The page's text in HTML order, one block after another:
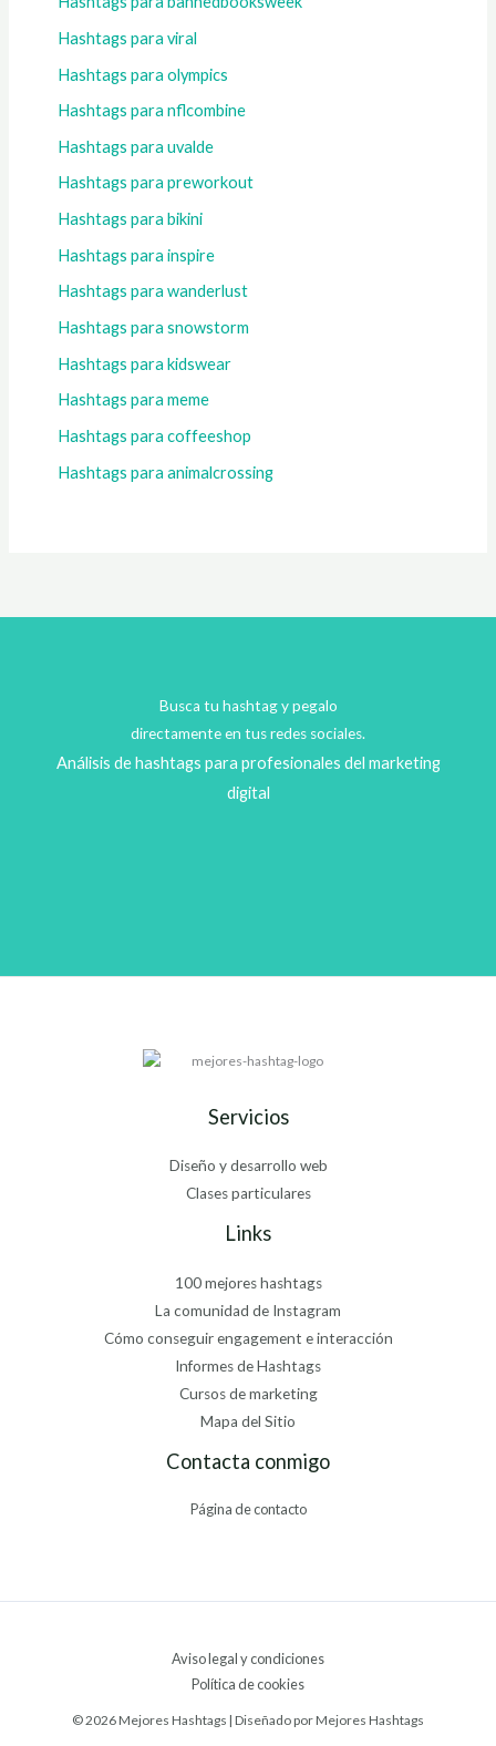
Hashtags para viral
Hashtags para olympics
Hashtags para nflcombine
Hashtags para uvalde
Hashtags para preworkout
Hashtags para bikini
Hashtags para inspire
Hashtags para wanderlust
Hashtags para snowstorm
Hashtags para kidswear
Hashtags para meme
Hashtags para coffeeshop
Hashtags para animalcrossing
Busca tu hashtag y pegalo
directamente en tus redes sociales.
Análisis de hashtags para profesionales del marketing
digital
Servicios
Diseño y desarrollo web
Clases particulares
Links
100 mejores hashtags
La comunidad de Instagram
Cómo conseguir engagement e interacción
Informes de Hashtags
Cursos de marketing
Mapa del Sitio
Contacta conmigo
Página de contacto
Aviso legal y condiciones
Política de cookies
© 2026 Mejores Hashtags | Diseñado por Mejores Hashtags